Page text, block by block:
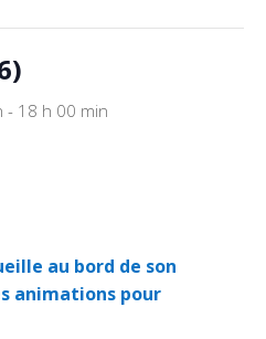
- 18 h 00 min
au bord de son
animations pour